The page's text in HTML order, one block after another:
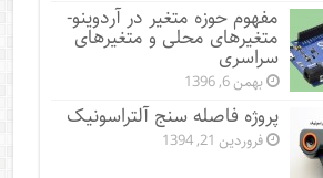
مفهوم حوزه متغیر در آردوینو-
متغیرهای محلی و متغیرهای
سراسری
بهمن 6, 1396
پروژه فاصله سنج آلتراسونیک
فروردین 21, 1394